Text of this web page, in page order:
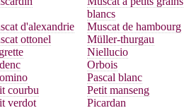
blancs
d'alexandrie
Muscat de hambourg
ottonel
Müller-thurgau
Niellucio
Orbois
Pascal blanc
courbu
Petit manseng
verdot
Picardan